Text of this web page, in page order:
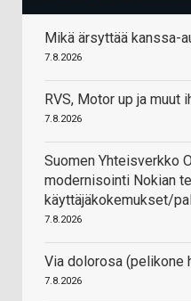
Mikä ärsyttää kanssa-
7.8.2026
RVS, Motor up ja muut
7.8.2026
Suomen Yhteisverkko
modernisointi Nokian
käyttäjäkokemukset/
7.8.2026
Via dolorosa (pelikone
7.8.2026